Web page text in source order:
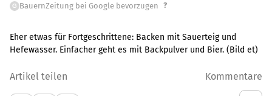
G BauernZeitung bei Google bevorzugen ?
Eher etwas für Fortgeschrittene: Backen mit Sauerteig und
Hefewasser. Einfacher geht es mit Backpulver und Bier. (Bild et)
Artikel teilen Kommentare